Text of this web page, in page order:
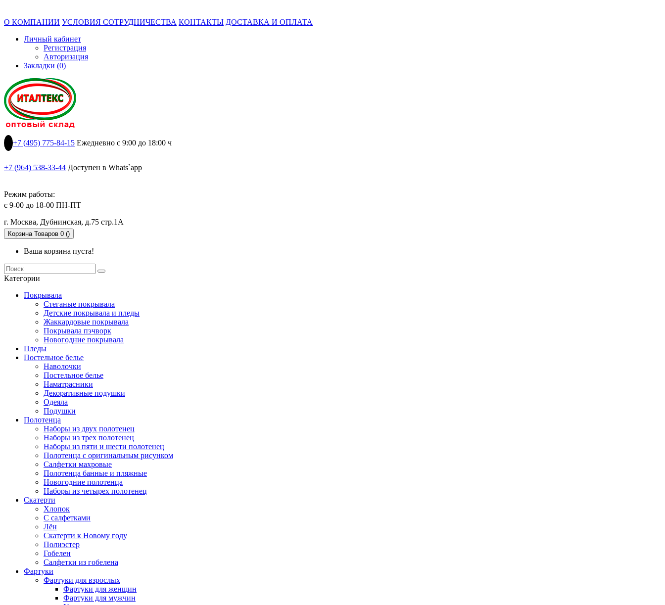
О КОМПАНИИ УСЛОВИЯ СОТРУДНИЧЕСТВА КОНТАКТЫ ДОСТАВКА И ОПЛАТА
Личный кабинет
Регистрация
Авторизация
Закладки (0)
+7 (495) 775-84-15 Ежедневно с 9:00 до 18:00 ч
+7 (964) 538-33-44 Доступен в Whats`app
Режим работы:
с 9-00 до 18-00 ПН-ПТ
г. Москва, Дубнинская, д.75 стр.1А
Корзина Товаров 0 ()
Ваша корзина пуста!
Категории
Покрывала
Стеганые покрывала
Детские покрывала и пледы
Жаккардовые покрывала
Покрывала пэчворк
Новогодние покрывала
Пледы
Постельное белье
Наволочки
Постельное белье
Наматрасники
Декоративные подушки
Одеяла
Подушки
Полотенца
Наборы из двух полотенец
Наборы из трех полотенец
Наборы из пяти и шести полотенец
Полотенца с оригинальным рисунком
Салфетки махровые
Полотенца банные и пляжные
Новогодние полотенца
Наборы из четырех полотенец
Скатерти
Хлопок
С салфетками
Лён
Скатерти к Новому году
Полиэстер
Гобелен
Салфетки из гобелена
Фартуки
Фартуки для взрослых
Фартуки для женщин
Фартуки для мужчин